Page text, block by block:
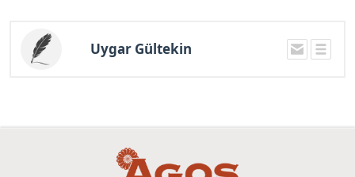
Uygar Gültekin